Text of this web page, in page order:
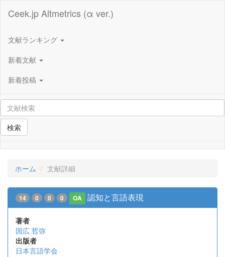
Ceek.jp Altmetrics (α ver.)
文献ランキング
新着文献
新着投稿
検索
ホーム 文献詳細
14 0 0 0 OA 認知と言語表現
著者
国広 哲弥
出版者
日本言語学会